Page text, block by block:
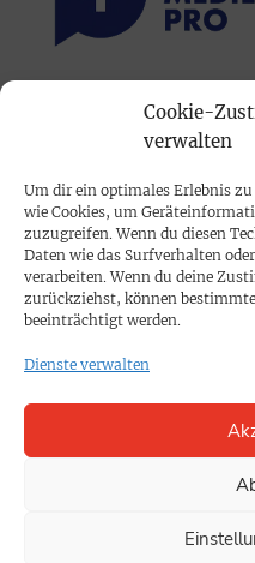
Cookie-
verwalten
Um dir ein optimales Erlebnis
wie Cookies, um
zuzugreifen. Wenn du diesen
Daten wie das Surfverhalten
verarbeiten. Wenn du deine
zurückziehst, können
beeinträchtigt werden.
Dienste verwalten
PRINTAUSGABE
Mediadaten
PROKOMPAKT
Impressum
SPENDEN
Datenschutz